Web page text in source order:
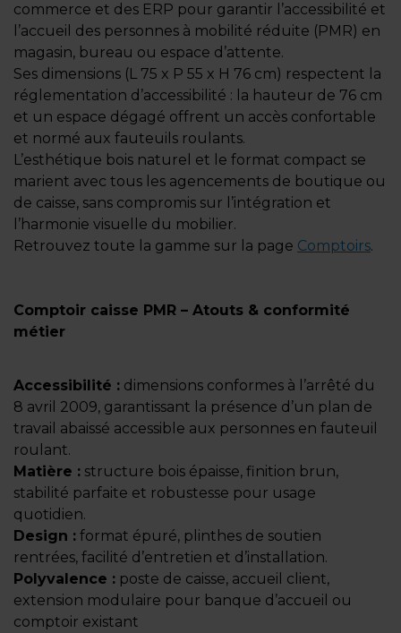
commerce et des ERP pour garantir l’accessibilité et
l’accueil des personnes à mobilité réduite (PMR) en
magasin, bureau ou espace d’attente.
Ses dimensions (L 75 x P 55 x H 76 cm) respectent la
réglementation d’accessibilité : la hauteur de 76 cm
et un espace dégagé offrent un accès confortable
et normé aux fauteuils roulants.
L’esthétique bois naturel et le format compact se
marient avec tous les agencements de boutique ou
de caisse, sans compromis sur l’intégration et
l’harmonie visuelle du mobilier.
Retrouvez toute la gamme sur la page Comptoirs.
Comptoir caisse PMR – Atouts & conformité
métier
Accessibilité : dimensions conformes à l’arrêté du
8 avril 2009, garantissant la présence d’un plan de
travail abaissé accessible aux personnes en fauteuil
roulant.
Matière : structure bois épaisse, finition brun,
stabilité parfaite et robustesse pour usage
quotidien.
Design : format épuré, plinthes de soutien
rentrées, facilité d’entretien et d’installation.
Polyvalence : poste de caisse, accueil client,
extension modulaire pour banque d’accueil ou
comptoir existant